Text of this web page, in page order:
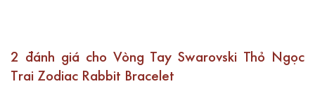
2 đánh giá cho Vòng Tay Swarovski Thỏ Ngọc
Trai Zodiac Rabbit Bracelet